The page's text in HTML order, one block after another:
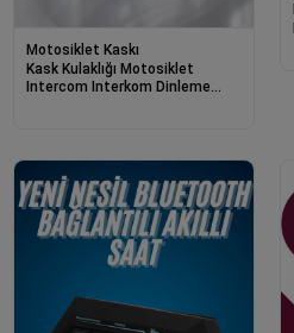
Motosiklet Kaskı
Kask Kulaklığı Motosiklet
Intercom Interkom Dinleme